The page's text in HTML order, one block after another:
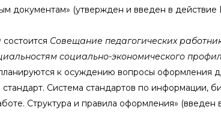
документам» (утвержден и введен в
состоится Совещание педагогических
социально-экономического
к осуждению вопросы оформления
Система стандартов по информации,
Структура и правила оформления»